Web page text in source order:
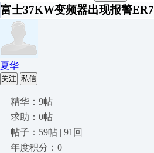
富士37KW变频器出现报警ER7
夏华
关注 私信
精华：9帖
求助：0帖
帖子：59帖 | 91回
年度积分：0